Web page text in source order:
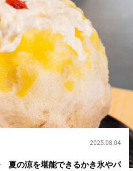
2025.08.04
夏の涼を堪能できるかき氷やパ